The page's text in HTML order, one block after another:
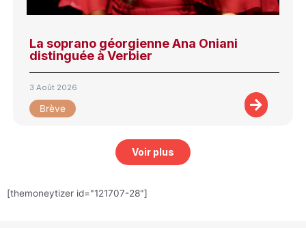
La soprano géorgienne Ana Oniani
distinguée à Verbier
3 Août 2026
Brève
Voir plus
[themoneytizer id="121707-28"]